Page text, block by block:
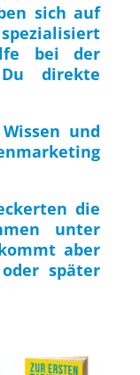
sich auf
bei der
direkte
und
die
unter
aber
später